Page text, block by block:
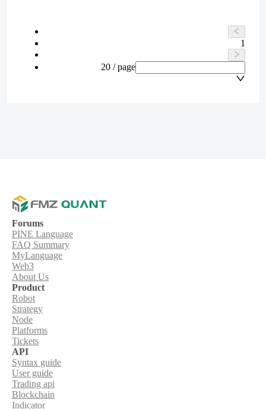
1
20 / page
Forums
PINE Language
FAQ Summary
MyLanguage
Web3
About Us
Product
Robot
Strategy
Node
Platforms
Tickets
API
Syntax guide
User guide
Trading api
Blockchain
Indicator